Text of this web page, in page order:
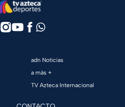
adn Noticias
a más +
TV Azteca Internacional